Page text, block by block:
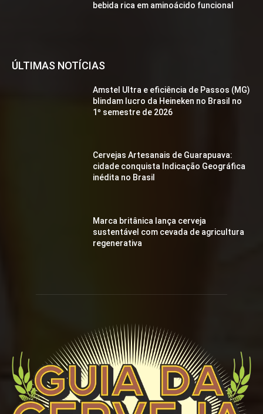
bebida rica em aminoácido funcional
ÚLTIMAS NOTÍCIAS
Amstel Ultra e eficiência de Passos (MG)
blindam lucro da Heineken no Brasil no
1º semestre de 2026
Cervejas Artesanais de Guarapuava:
cidade conquista Indicação Geográfica
inédita no Brasil
Marca britânica lança cerveja
sustentável com cevada de agricultura
regenerativa